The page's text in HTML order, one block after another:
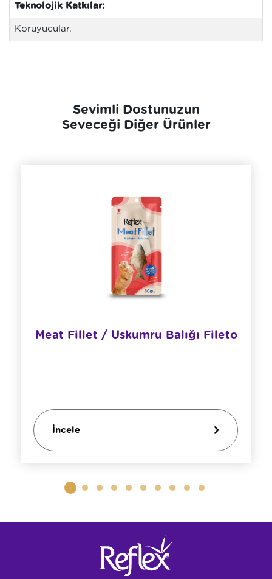
Teknolojik Katkılar:
Koruyucular.
Sevimli Dostunuzun
Seveceği Diğer Ürünler
Meat Fillet / Uskumru Balığı Fileto
İncele